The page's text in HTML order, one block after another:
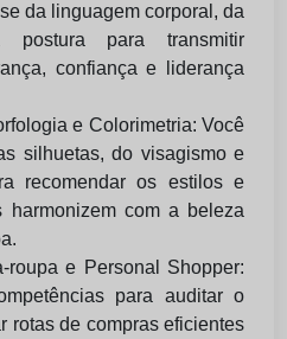
da linguagem corporal, da
postura para transmitir
confiança e liderança
e Colorimetria: Você
silhuetas, do visagismo e
recomendar os estilos e
harmonizem com a beleza
e Personal Shopper:
para auditar o
rotas de compras eficientes